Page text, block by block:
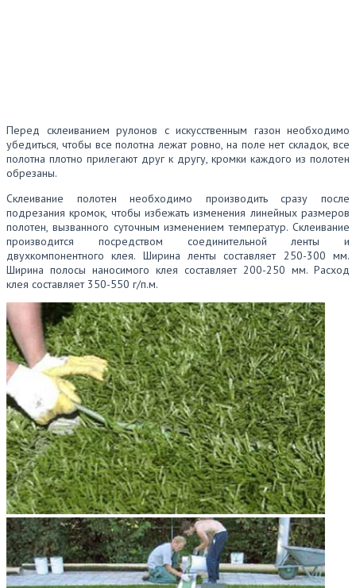
Перед склеиванием рулонов с искусственным газон необходимо
убедиться, чтобы все полотна лежат ровно, на поле нет складок, все
полотна плотно прилегают друг к другу, кромки каждого из полотен
обрезаны.
Склеивание полотен необходимо производить сразу после
подрезания кромок, чтобы избежать изменения линейных размеров
полотен, вызванного суточным изменением температур. Склеивание
производится посредством соединительной ленты и
двухкомпонентного клея. Ширина ленты составляет 250-300 мм.
Ширина полосы наносимого клея составляет 200-250 мм. Расход
клея составляет 350-550 г/п.м.